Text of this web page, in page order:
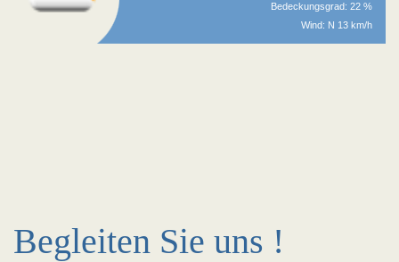
Bedeckungsgrad: 22 %
Wind: N 13 km/h
Begleiten Sie uns !